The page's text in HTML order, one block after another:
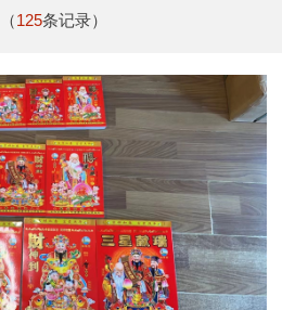
（125条记录）